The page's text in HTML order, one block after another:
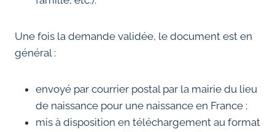
Une fois la demande validée, le document est en
général :
envoyé par courrier postal par la mairie du lieu
de naissance pour une naissance en France ;
mis à disposition en téléchargement au format